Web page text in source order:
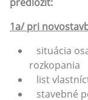
1a/ pri
situácia
rozkopania
list
stavebné